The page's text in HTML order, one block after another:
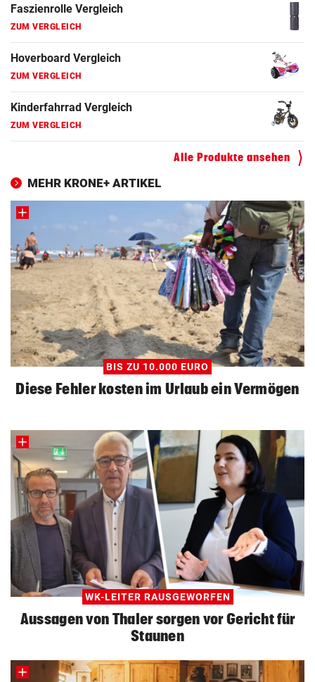
Faszienrolle Vergleich
ZUM VERGLEICH
Hoverboard Vergleich
ZUM VERGLEICH
Kinderfahrrad Vergleich
ZUM VERGLEICH
Alle Produkte ansehen
MEHR KRONE+ ARTIKEL
BIS ZU 10.000 EURO
Diese Fehler kosten im Urlaub ein Vermögen
WK-LEITER RAUSGEWORFEN
Aussagen von Thaler sorgen vor Gericht für
Staunen